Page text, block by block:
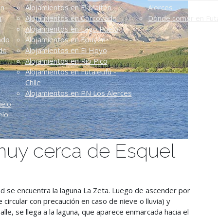
Alojamientos en El Maitén
Alojamientos en Corcovado
Alojamientos en Lago Puelo
Alojamientos en Epuyén
Alojamientos en El Hoyo
Alojamientos en Río Pico
Alojamientos en Futaleufú -
Chile
Alojamientos en PN Los Alerces
Alerces
Dónde comer en
cerca de Esquel
se encuentra la laguna La Zeta. Luego de ascender por
con precaución en caso de nieve o lluvia) y
se llega a la laguna, que aparece enmarcada hacia el